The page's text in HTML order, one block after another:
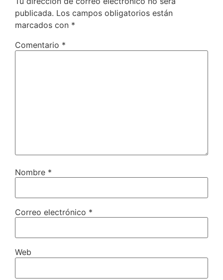
publicada. Los campos obligatorios están
marcados con *
Comentario *
Nombre *
Correo electrónico *
Web